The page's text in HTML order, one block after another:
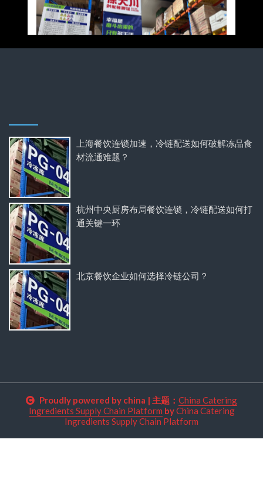
上海餐饮连锁加速，冷链配送如何破解冻品食
材流通难题？
杭州中央厨房布局餐饮连锁，冷链配送如何打
通关键一环
北京餐饮企业如何选择冷链公司？
Proudly powered by china | 主题： China Catering
Ingredients Supply Chain Platform byChina Catering
Ingredients Supply Chain Platform